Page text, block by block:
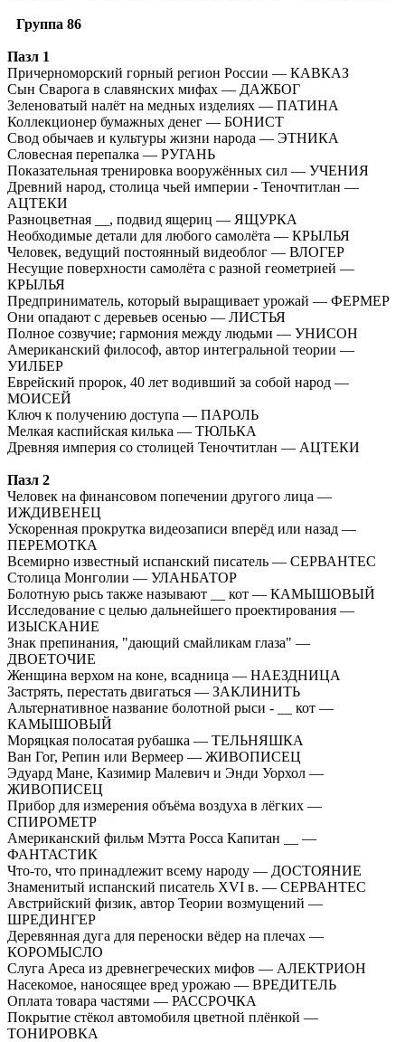
Группа 86
Пазл 1
Причерноморский горный регион России — КАВКАЗ
Сын Сварога в славянских мифах — ДАЖБОГ
Зеленоватый налёт на медных изделиях — ПАТИНА
Коллекционер бумажных денег — БОНИСТ
Свод обычаев и культуры жизни народа — ЭТНИКА
Словесная перепалка — РУГАНЬ
Показательная тренировка вооружённых сил — УЧЕНИЯ
Древний народ, столица чьей империи - Теночтитлан —
АЦТЕКИ
Разноцветная __, подвид ящериц — ЯЩУРКА
Необходимые детали для любого самолёта — КРЫЛЬЯ
Человек, ведущий постоянный видеоблог — ВЛОГЕР
Несущие поверхности самолёта с разной геометрией —
КРЫЛЬЯ
Предприниматель, который выращивает урожай — ФЕРМЕР
Они опадают с деревьев осенью — ЛИСТЬЯ
Полное созвучие; гармония между людьми — УНИСОН
Американский философ, автор интегральной теории —
УИЛБЕР
Еврейский пророк, 40 лет водивший за собой народ —
МОИСЕЙ
Ключ к получению доступа — ПАРОЛЬ
Мелкая каспийская килька — ТЮЛЬКА
Древняя империя со столицей Теночтитлан — АЦТЕКИ
Пазл 2
Человек на финансовом попечении другого лица —
ИЖДИВЕНЕЦ
Ускоренная прокрутка видеозаписи вперёд или назад —
ПЕРЕМОТКА
Всемирно известный испанский писатель — СЕРВАНТЕС
Столица Монголии — УЛАНБАТОР
Болотную рысь также называют __ кот — КАМЫШОВЫЙ
Исследование с целью дальнейшего проектирования —
ИЗЫСКАНИЕ
Знак препинания, "дающий смайликам глаза" —
ДВОЕТОЧИЕ
Женщина верхом на коне, всадница — НАЕЗДНИЦА
Застрять, перестать двигаться — ЗАКЛИНИТЬ
Альтернативное название болотной рыси - __ кот —
КАМЫШОВЫЙ
Моряцкая полосатая рубашка — ТЕЛЬНЯШКА
Ван Гог, Репин или Вермеер — ЖИВОПИСЕЦ
Эдуард Мане, Казимир Малевич и Энди Уорхол —
ЖИВОПИСЕЦ
Прибор для измерения объёма воздуха в лёгких —
СПИРОМЕТР
Американский фильм Мэтта Росса Капитан __ —
ФАНТАСТИК
Что-то, что принадлежит всему народу — ДОСТОЯНИЕ
Знаменитый испанский писатель XVI в. — СЕРВАНТЕС
Австрийский физик, автор Теории возмущений —
ШРЕДИНГЕР
Деревянная дуга для переноски вёдер на плечах —
КОРОМЫСЛО
Слуга Ареса из древнегреческих мифов — АЛЕКТРИОН
Насекомое, наносящее вред урожаю — ВРЕДИТЕЛЬ
Оплата товара частями — РАССРОЧКА
Покрытие стёкол автомобиля цветной плёнкой —
ТОНИРОВКА